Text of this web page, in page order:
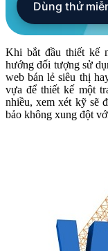
Dùng thử
Khi bắt đầu thiết kế
hướng đối tượng sử
web bán lẻ siêu thị
vựa để thiết kế một
nhiều, xem xét kỹ sẽ
bảo không xung đột